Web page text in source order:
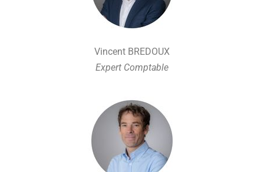
Vincent BREDOUX
Expert Comptable